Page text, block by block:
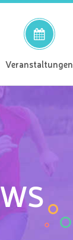
Veranstaltungen